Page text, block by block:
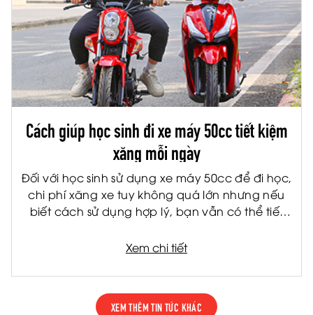
Cách giúp học sinh đi xe máy 50cc tiết kiệm
xăng mỗi ngày
Đối với học sinh sử dụng xe máy 50cc để đi học,
chi phí xăng xe tuy không quá lớn nhưng nếu
biết cách sử dụng hợp lý, bạn vẫn có thể tiết
chi phí cho gia đình, việc tiết kiệm nhiên liệu còn
hóc về lâu dài.
Xem chi tiết
XEM THÊM TIN TỨC KHÁC